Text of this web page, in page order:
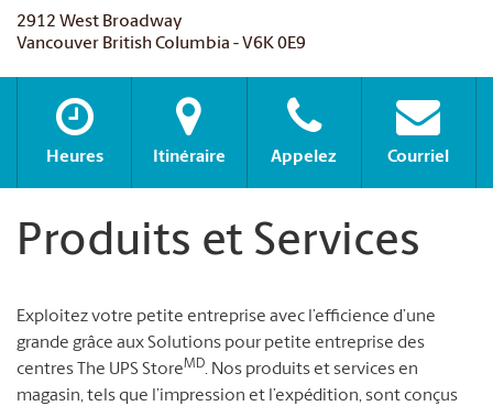
2912 West Broadway
Vancouver British Columbia - V6K 0E9
Heures Itinéraire Appelez Courriel
Produits et Services
Exploitez votre petite entreprise avec l’efficience d’une
grande grâce aux Solutions pour petite entreprise des
centres The UPS StoreMD. Nos produits et services en
magasin, tels que l’impression et l’expédition, sont conçus